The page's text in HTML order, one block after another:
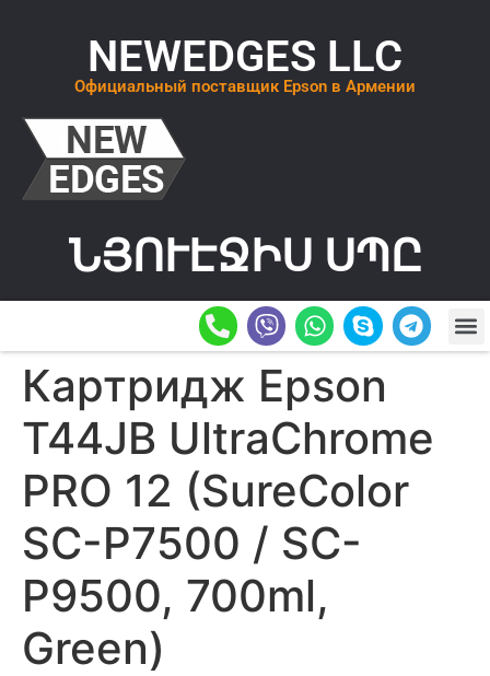
NEWEDGES LLC
Официальный поставщик Epson в Армении
ՆՅՈՒԷՋԻՍ ՍՊԸ
Картридж Epson
T44JB UltraChrome
PRO 12 (SureColor
SC-P7500 / SC-
P9500, 700ml,
Green)